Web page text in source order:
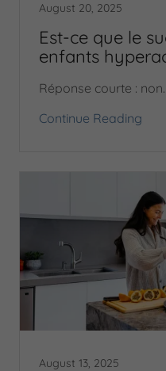
August 20, 2025
Est-ce que le
enfants
Réponse courte : non.
Continue Reading
August 13, 2025